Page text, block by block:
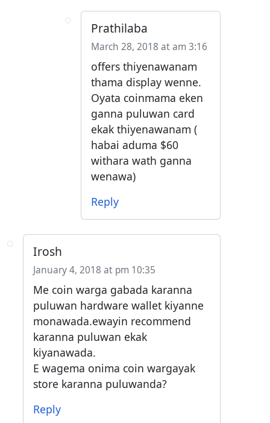
Prathilaba
March 28, 2018 at am 3:16
offers thiyenawanam
thama display wenne.
Oyata coinmama eken
ganna puluwan card
ekak thiyenawanam (
habai aduma $60
withara wath ganna
wenawa)
Reply
Irosh
January 4, 2018 at pm 10:35
Me coin warga gabada karanna
puluwan hardware wallet kiyanne
monawada.ewayin recommend
karanna puluwan ekak
kiyanawada.
E wagema onima coin wargayak
store karanna puluwanda?
Reply